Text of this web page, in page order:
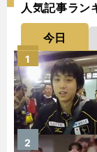
人気記事ラン
今日
1
2